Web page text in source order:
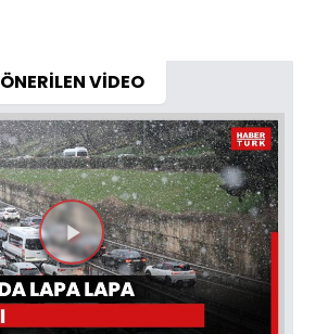
ÖNERİLEN VİDEO
Videoyu
Oynat